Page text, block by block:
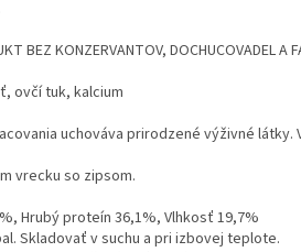
BEZ KONZERVANTOV, DOCHUCOVADEL A
ovčí tuk, kalcium
uchováva prirodzené výživné látky.
vrecku so zipsom.
Hrubý proteín 36,1%, Vlhkosť 19,7%
Skladovať v suchu a pri izbovej teplote.